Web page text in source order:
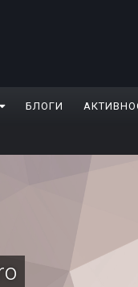
БЛОГИ